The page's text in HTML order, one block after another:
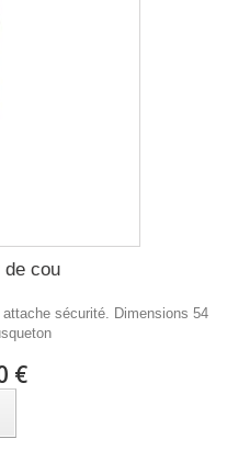
de cou
sécurité. Dimensions 54
€